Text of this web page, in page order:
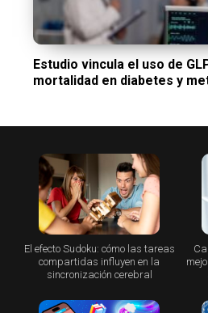
Estudio vincula el uso de
mortalidad en diabetes y
El efecto Sudoku: cómo las tareas
compartidas influyen en la
sincronización cerebral